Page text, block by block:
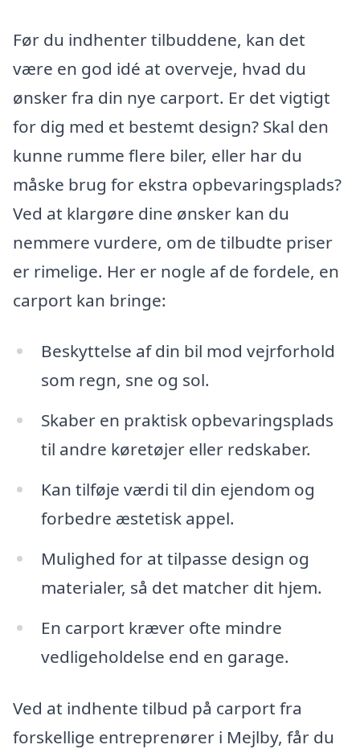
Før du indhenter tilbuddene, kan det
være en god idé at overveje, hvad du
ønsker fra din nye carport. Er det vigtigt
for dig med et bestemt design? Skal den
kunne rumme flere biler, eller har du
måske brug for ekstra opbevaringsplads?
Ved at klargøre dine ønsker kan du
nemmere vurdere, om de tilbudte priser
er rimelige. Her er nogle af de fordele, en
carport kan bringe:
Beskyttelse af din bil mod vejrforhold
som regn, sne og sol.
Skaber en praktisk opbevaringsplads
til andre køretøjer eller redskaber.
Kan tilføje værdi til din ejendom og
forbedre æstetisk appel.
Mulighed for at tilpasse design og
materialer, så det matcher dit hjem.
En carport kræver ofte mindre
vedligeholdelse end en garage.
Ved at indhente tilbud på carport fra
forskellige entreprenører i Mejlby, får du